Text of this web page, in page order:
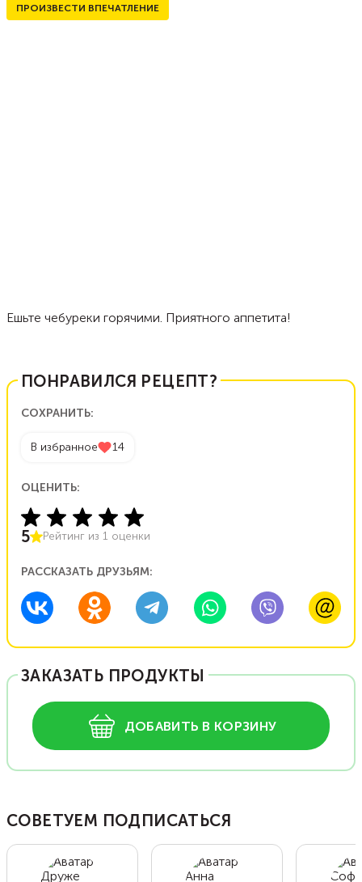
ПРОИЗВЕСТИ ВПЕЧАТЛЕНИЕ
Ешьте чебуреки горячими. Приятного аппетита!
ПОНРАВИЛСЯ РЕЦЕПТ?
СОХРАНИТЬ:
В избранное 14
ОЦЕНИТЬ:
5 Рейтинг из 1 оценки
РАССКАЗАТЬ ДРУЗЬЯМ:
ЗАКАЗАТЬ ПРОДУКТЫ
ДОБАВИТЬ В КОРЗИНУ
СОВЕТУЕМ ПОДПИСАТЬСЯ